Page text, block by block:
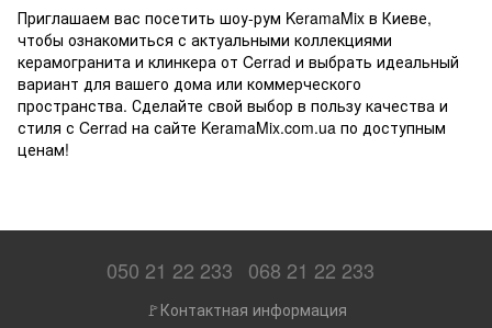
Приглашаем вас посетить шоу-рум KeramaMix в Киеве,
чтобы ознакомиться с актуальными коллекциями
керамогранита и клинкера от Cerrad и выбрать идеальный
вариант для вашего дома или коммерческого
пространства. Сделайте свой выбор в пользу качества и
стиля с Cerrad на сайте KeramaMix.com.ua по доступным
ценам!
050 21 22 233 068 21 22 233
🚩Контактная информация